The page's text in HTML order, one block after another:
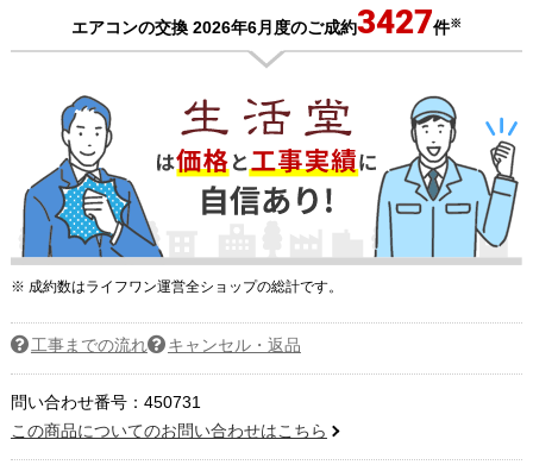
エアコンの交換 2026年6月度のご成約3427件※
※ 成約数はライフワン運営全ショップの総計です。
工事までの流れ キャンセル・返品
問い合わせ番号：450731
この商品についてのお問い合わせはこちら